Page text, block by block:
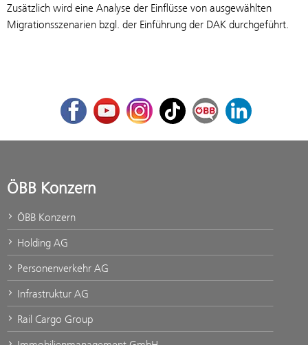
Zusätzlich wird eine Analyse der Einflüsse von ausgewählten
Migrationsszenarien bzgl. der Einführung der DAK durchgeführt.
FacebookYoutubeInstagram
TikTok ÖBB Corporate Blog
LinkedIn
ÖBB Konzern
ÖBB Konzern
Holding AG
Personenverkehr AG
Infrastruktur AG
Rail Cargo Group